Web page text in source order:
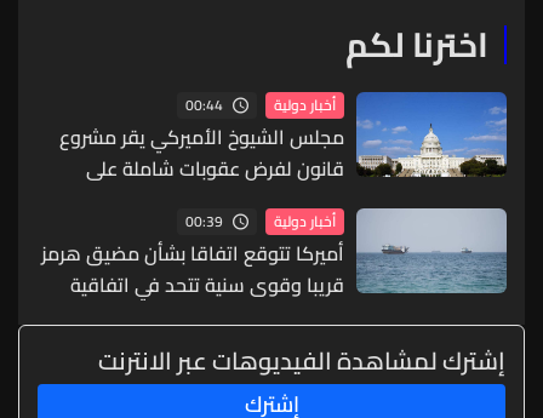
اخترنا لكم
أخبار دولية 00:44
مجلس الشيوخ الأميركي يقر مشروع
قانون لفرض عقوبات شاملة على
روسيا
أخبار دولية 00:39
أميركا تتوقع اتفاقا بشأن مضيق هرمز
قريبا وقوى سنية تتحد في اتفاقية
دفاع
إشترك لمشاهدة الفيديوهات عبر الانترنت
إشترك